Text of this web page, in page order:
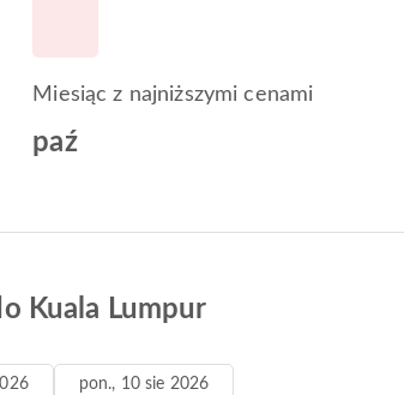
Miesiąc z najniższymi cenami
paź
Kuala Lumpur
pon., 10 sie 2026